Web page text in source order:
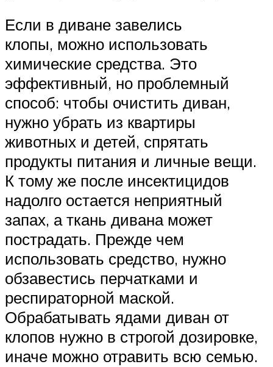
Если в диване завелись
клопы, можно использовать
химические средства. Это
эффективный, но проблемный
способ: чтобы очистить диван,
нужно убрать из квартиры
животных и детей, спрятать
продукты питания и личные вещи.
К тому же после инсектицидов
надолго остается неприятный
запах, а ткань дивана может
пострадать. Прежде чем
использовать средство, нужно
обзавестись перчатками и
респираторной маской.
Обрабатывать ядами диван от
клопов нужно в строгой дозировке,
иначе можно отравить всю семью.